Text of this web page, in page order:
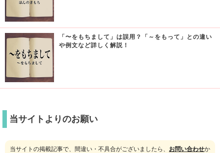
「〜をもちまして」は誤用？「～をもって」との違い
や例文など詳しく解説！
当サイトよりのお願い
当サイトの掲載記事で、間違い・不具合がございましたら、 お問い合わせか